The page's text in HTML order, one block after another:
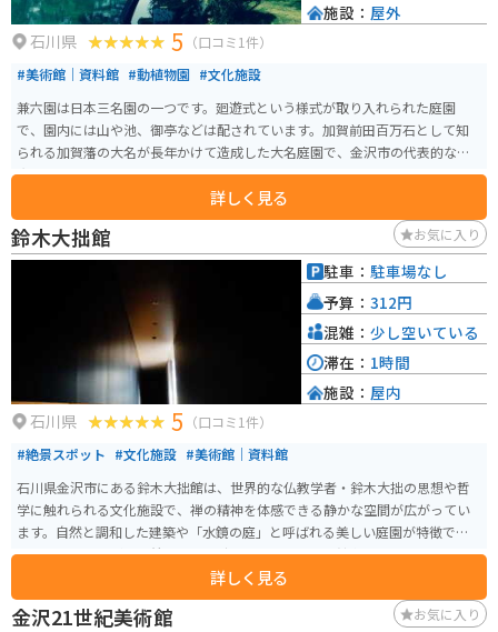
石川県 5 （口コミ1件）
#美術館｜資料館 #動植物園 #文化施設
兼六園は日本三名園の一つです。廻遊式という様式が取り入れられた庭園
で、園内には山や池、御亭などは配されています。加賀前田百万石として知
られる加賀藩の大名が長年かけて造成した大名庭園で、金沢市の代表的な観
光スポットになっています。
詳しく見る
施設： 屋外
鈴木大拙館 お気に入り
石川県 5 （口コミ1件）
#絶景スポット #文化施設 #美術館｜資料館
石川県金沢市にある鈴木大拙館は、世界的な仏教学者・鈴木大拙の思想や哲
学に触れられる文化施設で、禅の精神を体感できる静かな空間が広がってい
ます。自然と調和した建築や「水鏡の庭」と呼ばれる美しい庭園が特徴で、
訪れるだけで心が落ち着くような時間を過ごせます。館内では展示や映像、
書籍を通して禅やマインドフルネスへの理解を深めることができ、観光の合
間のリフレッシュにも最適です。 金沢中心部からのアクセスも良く、歩き疲
れた際のチルアウトスポットとしても人気。周辺には駐車場もありバイクで
詳しく見る
駐車： 駐車場なし
予算： 312円
混雑： 少し空いている
滞在： 1時間
施設： 屋内
金沢21世紀美術館 お気に入り